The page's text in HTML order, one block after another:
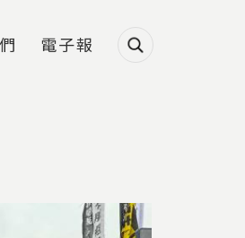
電子報